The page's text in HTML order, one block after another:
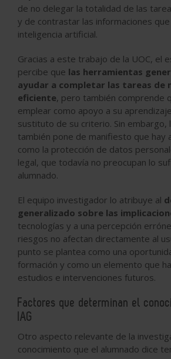
de no delegar la totalidad de las
y de contrastar las informaciones
inteligencia artificial.
Gracias a este trabajo de la UOC, el
percibe que las herramientas
ayudar a completar las tareas de
eficiente, pero también comprende
emplear como apoyo a su
sustituto de su criterio. Sin embargo,
también pone de manifiesto que hay
como la protección de datos
legal, que todavía no preocupan lo
alumnado.
El equipo investigador lo atribuye al
generalizado sobre las
tecnologías y a una percepción
riesgos no afectan directamente al
punto se plantea como una
formación y como un elemento que
estudios e intervenciones futuros.
Factores que determinan el
IAG
Otro aspecto relevante de la
conocimiento que el alumnado dice